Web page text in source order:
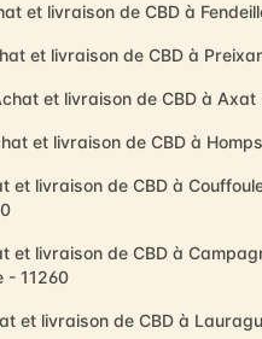
et livraison de CBD à
et livraison de CBD à
et livraison de CBD à Axat
et livraison de CBD à
et livraison de CBD à
et livraison de CBD à
- 11260
et livraison de CBD à